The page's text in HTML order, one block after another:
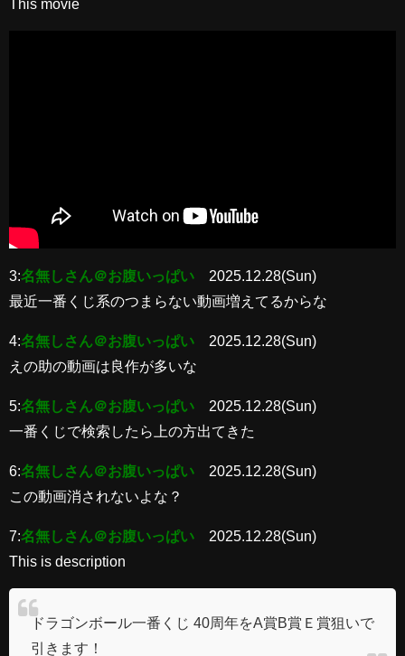
This movie
3:名無しさん＠お腹いっぱい
2025.12.28(Sun)
最近一番くじ系のつまらない動画増えてるからな
4:名無しさん＠お腹いっぱい
2025.12.28(Sun)
えの助の動画は良作が多いな
5:名無しさん＠お腹いっぱい
2025.12.28(Sun)
一番くじで検索したら上の方出てきた
6:名無しさん＠お腹いっぱい
2025.12.28(Sun)
この動画消されないよな？
7:名無しさん＠お腹いっぱい
2025.12.28(Sun)
This is description
ドラゴンボール一番くじ 40周年をA賞B賞Ｅ賞狙いで
引きます！